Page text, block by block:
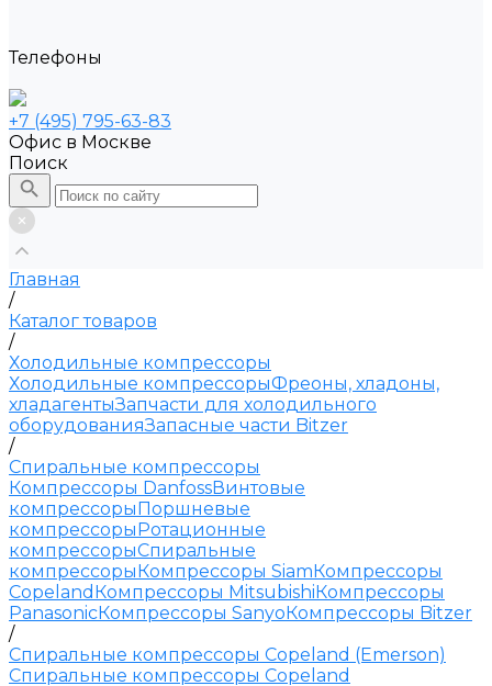
Телефоны
+7 (495) 795-63-83
Офис в Москве
Поиск
Главная
/
Каталог товаров
/
Холодильные компрессоры
Холодильные компрессорыФреоны, хладоны,
хладагентыЗапчасти для холодильного
оборудованияЗапасные части Bitzer
/
Спиральные компрессоры
Компрессоры DanfossВинтовые
компрессорыПоршневые
компрессорыРотационные
компрессорыСпиральные
компрессорыКомпрессоры SiamКомпрессоры
Copeland Компрессоры MitsubishiКомпрессоры
PanasonicКомпрессоры SanyoКомпрессоры Bitzer
/
Спиральные компрессоры Copeland (Emerson)
Спиральные компрессоры Copeland